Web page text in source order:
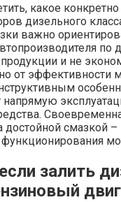
какое
дизельного
важно
по
и не
от эффективности
напрямую
смазкой –
залить